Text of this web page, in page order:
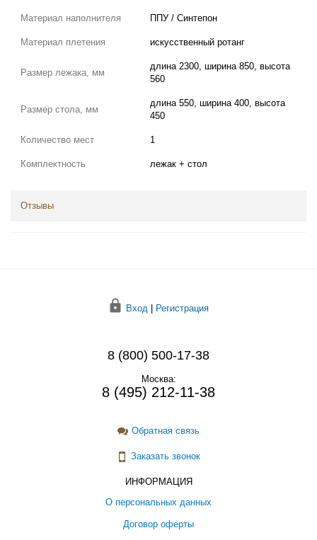
Материал наполнителя ППУ / Синтепон
Материал плетения искусственный ротанг
Размер лежака, мм
длина 2300, ширина 850, высота
560
Размер стола, мм
длина 550, ширина 400, высота
450
Количество мест 1
Комплектность лежак + стол
Отзывы
Вход | Регистрация
8 (800) 500-17-38
Москва:
8 (495) 212-11-38
Обратная связь
Заказать звонок
ИНФОРМАЦИЯ
О персональных данных
Договор оферты